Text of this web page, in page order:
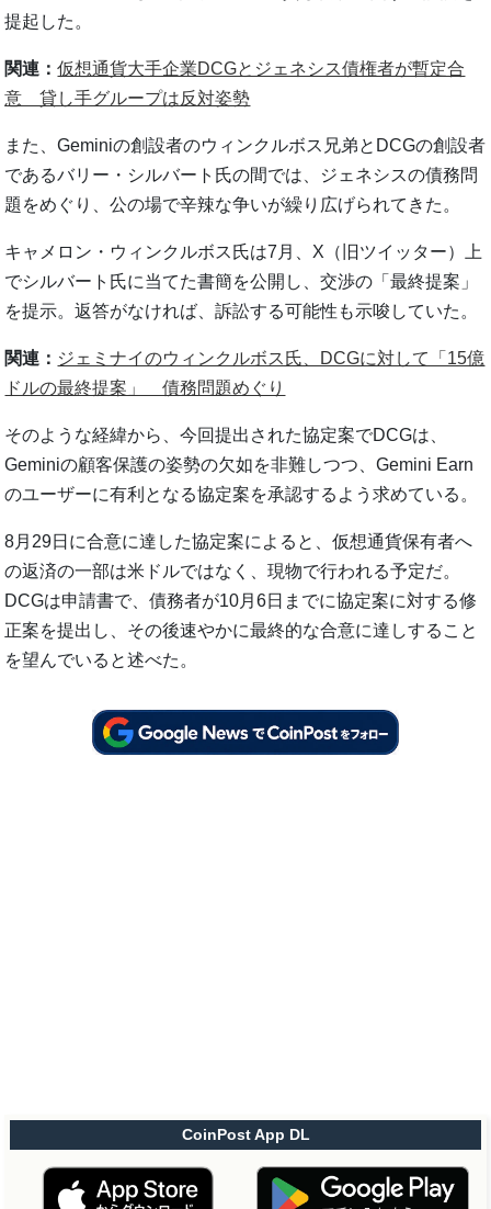
提起した。
関連：仮想通貨大手企業DCGとジェネシス債権者が暫定合
意 貸し手グループは反対姿勢
また、Geminiの創設者のウィンクルボス兄弟とDCGの創設者
であるバリー・シルバート氏の間では、ジェネシスの債務問
題をめぐり、公の場で辛辣な争いが繰り広げられてきた。
キャメロン・ウィンクルボス氏は7月、X（旧ツイッター）上
でシルバート氏に当てた書簡を公開し、交渉の「最終提案」
を提示。返答がなければ、訴訟する可能性も示唆していた。
関連： ジェミナイのウィンクルボス氏、DCGに対して「15億
ドルの最終提案」 債務問題めぐり
そのような経緯から、今回提出された協定案でDCGは、
Geminiの顧客保護の姿勢の欠如を非難しつつ、Gemini Earn
のユーザーに有利となる協定案を承認するよう求めている。
8月29日に合意に達した協定案によると、仮想通貨保有者へ
の返済の一部は米ドルではなく、現物で行われる予定だ。
DCGは申請書で、債務者が10月6日までに協定案に対する修
正案を提出し、その後速やかに最終的な合意に達しすること
を望んでいると述べた。
CoinPost App DL